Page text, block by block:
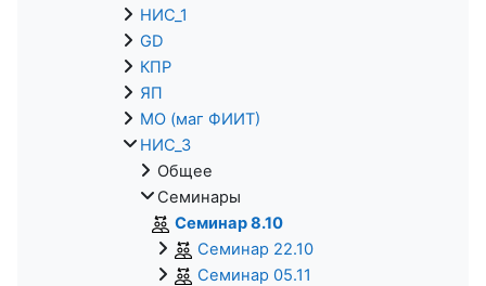
НИС_1
GD
КПР
ЯП
МО (маг ФИИТ)
НИС_3
Общее
Семинары
Семинар 8.10
Семинар 22.10
Семинар 05.11